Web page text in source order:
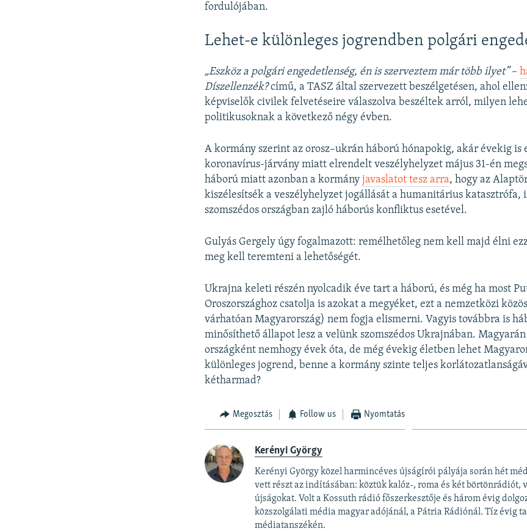
fordulójában.
Lehet-e különleges jogrendben polgári
„Eszköz a polgári engedetlenség, én is szerveztem már több ilyet”–
Díszellenzék?című, a TASZ által szervezett beszélgetésen, ahol
képviselők civilek felvetéseire válaszolva beszéltek arról, milyen
politikusoknak a következő négy évben.
A kormány szerint az orosz–ukrán háború hónapokig, akár évekig is
koronavírus-járvány miatt elrendelt veszélyhelyzet május 31-én
háború miatt azonban a kormányjavaslatot tesz arra, hogy az
kiszélesítsék a veszélyhelyzet jogállását a humanitárius katasztrófa,
szomszédos országban zajló háborús konfliktus esetével.
Gulyás Gergely úgy fogalmazott: remélhetőleg nem kell majd élni
meg kell teremteni a lehetőségét.
Ukrajna keleti részén nyolcadik éve tart a háború, és még ha most
Oroszországhoz csatolja is azokat a megyéket, ezt a nemzetközi
várhatóan Magyarország) nem fogja elismerni. Vagyis továbbra is
minősíthető állapot lesz a velünk szomszédos Ukrajnában.
országként nemhogy évek óta, de még évekig életben lehet
különleges jogrend, benne a kormány szinte teljes
kétharmad?
Megosztás Follow us Nyomtatás
Kerényi György
Kerényi György közel harmincéves újságírói pályája során hét
vett részt az indításában: köztük kalóz-, roma és két börtönrádiót,
újságokat. Volt a Kossuth rádió főszerkesztője és három évig
közszolgálati média magyar adójánál, a Pátria Rádiónál. Tíz évig
médiatanszékén.